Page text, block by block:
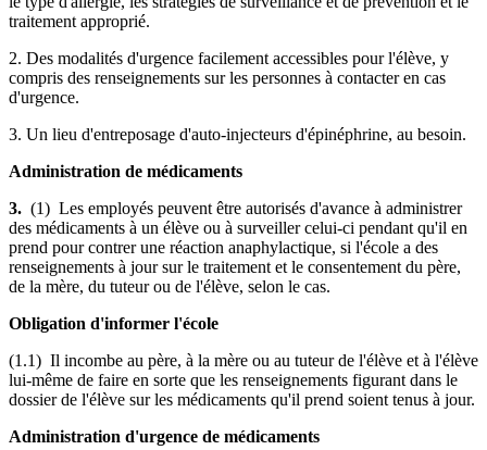
traitement approprié.
2. Des modalités d'urgence facilement accessibles pour l'élève, y
compris des renseignements sur les personnes à contacter en cas
d'urgence.
3. Un lieu d'entreposage d'auto-injecteurs d'épinéphrine, au besoin.
Administration de médicaments
3. (1) Les employés peuvent être autorisés d'avance à administrer
des médicaments à un élève ou à surveiller celui-ci pendant qu'il en
prend pour contrer une réaction anaphylactique, si l'école a des
renseignements à jour sur le traitement et le consentement du père,
de la mère, du tuteur ou de l'élève, selon le cas.
Obligation d'informer l'école
(1.1) Il incombe au père, à la mère ou au tuteur de l'élève et à l'élève
lui-même de faire en sorte que les renseignements figurant dans le
dossier de l'élève sur les médicaments qu'il prend soient tenus à jour.
Administration d'urgence de médicaments